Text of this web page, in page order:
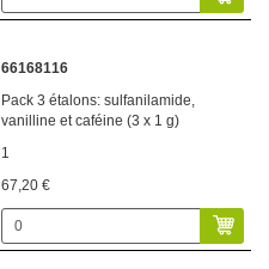
66168116
Pack 3 étalons: sulfanilamide,
vanilline et caféine (3 x 1 g)
1
67,20 €